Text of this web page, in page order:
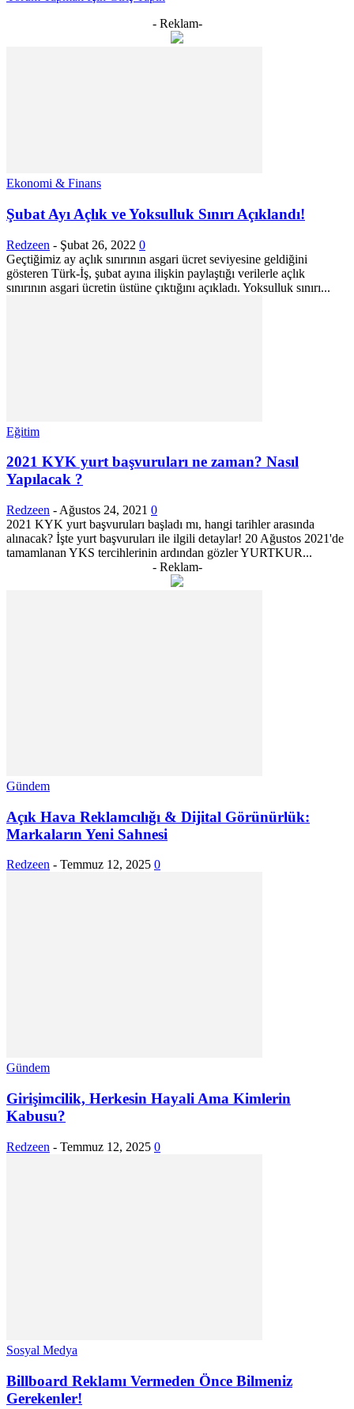
- Reklam-
Ekonomi & Finans
Şubat Ayı Açlık ve Yoksulluk Sınırı Açıklandı!
Redzeen - Şubat 26, 2022 0
Geçtiğimiz ay açlık sınırının asgari ücret seviyesine geldiğini
gösteren Türk-İş, şubat ayına ilişkin paylaştığı verilerle açlık
sınırının asgari ücretin üstüne çıktığını açıkladı. Yoksulluk sınırı...
Eğitim
2021 KYK yurt başvuruları ne zaman? Nasıl
Yapılacak ?
Redzeen - Ağustos 24, 2021 0
2021 KYK yurt başvuruları başladı mı, hangi tarihler arasında
alınacak? İşte yurt başvuruları ile ilgili detaylar! 20 Ağustos 2021'de
tamamlanan YKS tercihlerinin ardından gözler YURTKUR...
- Reklam-
Gündem
Açık Hava Reklamcılığı & Dijital Görünürlük:
Markaların Yeni Sahnesi
Redzeen - Temmuz 12, 2025 0
Gündem
Girişimcilik, Herkesin Hayali Ama Kimlerin
Kabusu?
Redzeen - Temmuz 12, 2025 0
Sosyal Medya
Billboard Reklamı Vermeden Önce Bilmeniz
Gerekenler!